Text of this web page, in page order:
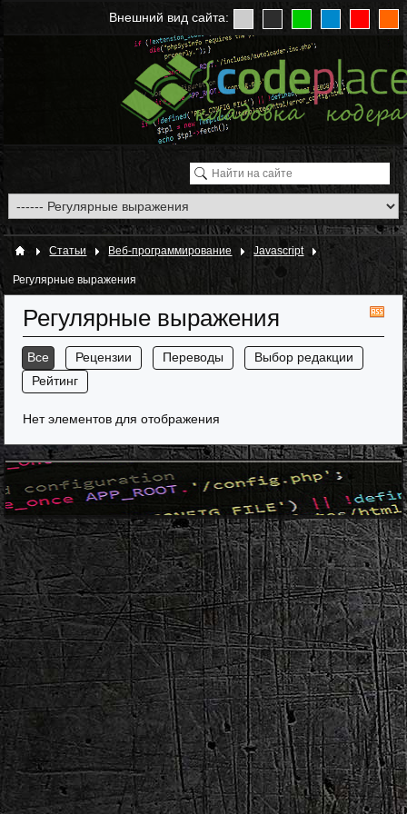
Внешний вид сайта:
Статьи Веб-программирование Javascript
Регулярные выражения
Регулярные выражения
Все Рецензии Переводы
Выбор редакции
Рейтинг
Нет элементов для отображения